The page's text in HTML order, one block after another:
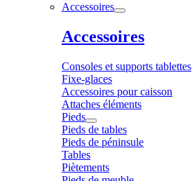
Accessoires
Accessoires
Consoles et supports tablettes
Fixe-glaces
Accessoires pour caisson
Attaches éléments
Pieds
Pieds de tables
Pieds de péninsule
Tables
Piètements